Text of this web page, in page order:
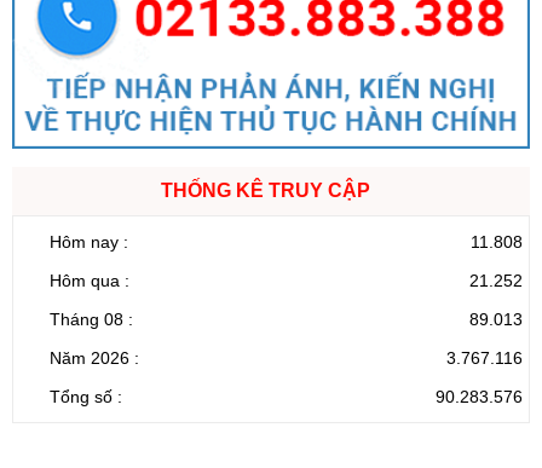
THỐNG KÊ TRUY CẬP
Hôm nay :
11.808
Hôm qua :
21.252
Tháng 08 :
89.013
Năm 2026 :
3.767.116
Tổng số :
90.283.576